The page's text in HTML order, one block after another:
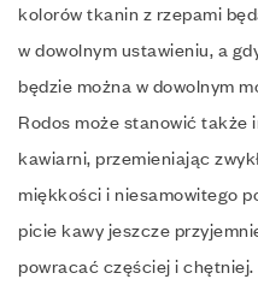
kolorów tkanin z rzepami
w dowolnym ustawieniu, a
będzie można w dowolnym
Rodos może stanowić
kawiarni, przemieniając
miękkości i niesamowitego
picie kawy jeszcze
powracać częściej i chętniej.